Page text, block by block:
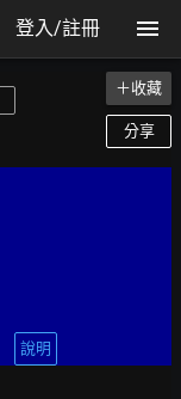
登入/註冊
＋收藏
分享
說明